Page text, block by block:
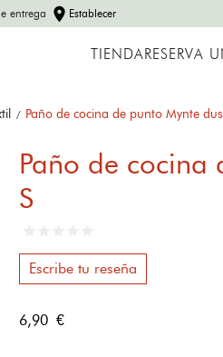
entrega location_on Establecer
TIENDARESERVA
Paño de cocina de punto Mynte
Paño de cocina
S
Escribe tu reseña
6,90 €